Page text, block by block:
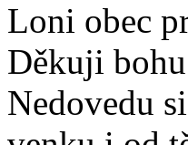
Loni obec
Děkuji
Nedovedu